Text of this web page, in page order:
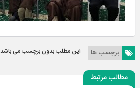
برچسب ها این مطلب بدون برچسب می باشد.
مطالب مرتبط